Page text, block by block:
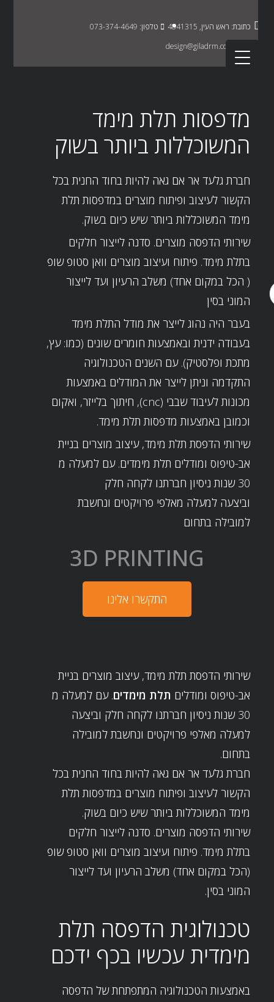
כתובת: ראש העין, 4841315
טלפון: 073-374-4649
מדפסות תלת מימד
המשוכללות ביותר בשוק
חברת גלעד אר אם גאה להיות בחוד החנית בכל
הקשור לעיצוב ופיתוח מוצרים במדפסות תלת
מימד המשוכללות ביותר שיש כיום בשוק.
שירותי הדפסה מוצרים. סדנה לייצור חלקים
בתלת מימד. פיתוח ועיצוב מוצרים וואן סטופ שופ
( הכל במקום אחד) משלב הרעיון ועד לייצור
המוני בסין
בעבר היה נהוג לייצר את מודל התלת מימד
בעבודה ידנית ובאמצעות חומרים שונים (כמו: עץ,
מתכת ופלסטיק). עם השנים הטכנולוגיה
התקדמה וניתן לייצר את המודלים באמצעות
מכונות לעיבוד שבבי (cnc), חיתוך בלייזר, ואקום
וכמובן באמצעות מדפסות תלת מימד.
שירותי הדפסת תלת מימד, עיצוב מוצרים בניית
אב-טיפוס ומודלים תלת מימדים. עם למעלה מ
30 שנות ניסיון חברתנו לקחה חלק
וביצעה למעלה מאלפי פרויקטים ונחשבת
למובילה בתחום
3D PRINTING
התקשרו אלינו
שירותי הדפסת תלת מימד, עיצוב מוצרים בניית
אב-טיפוס ומודליםתלת מימדים. עם למעלה מ
30 שנות ניסיון חברתנו לקחה חלק וביצעה
למעלה מאלפי פרויקטים ונחשבת למובילה
בתחום.
חברת גלעד אר אם גאה להיות בחוד החנית בכל
הקשור לעיצוב ופיתוח מוצרים במדפסות תלת
מימד המשוכללות ביותר שיש כיום בשוק.
שירותי הדפסה מוצרים.סדנה לייצור חלקים
בתלת מימד. פיתוח ועיצוב מוצרים וואן סטופ שופ
(הכל במקום אחד) משלב הרעיון ועד לייצור
המוני בסין.
טכנולוגית הדפסה תלת
מימדית עכשיו בכף ידכם
באמצעות הטכנולוגיה המתפתחת של הדפסה